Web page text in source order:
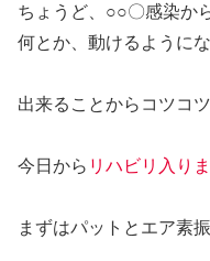
ちょうど、○○〇感染か
何とか、動けるように
出来ることからコツコ
今日から リハビリ入り
まずはパットとエア素